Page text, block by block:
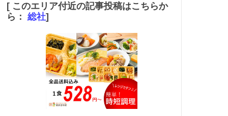
[ このエリア付近の記事投稿はこちらか
ら： 総社]